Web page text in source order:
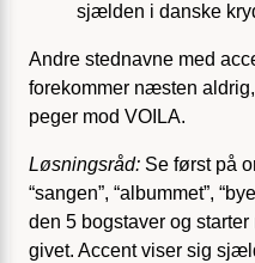
sjælden i danske
Andre stednavne med
forekommer næsten
peger mod VOILA.
Løsningsråd: Se først på
“sangen”, “albummet”,
den 5 bogstaver og
givet. Accent viser sig